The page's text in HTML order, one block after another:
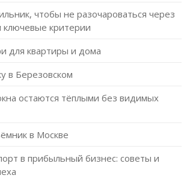
чтобы не разочароваться через
ключевые критерии
для квартиры и дома
в Березовском
остаются тёплыми без видимых
в Москве
в прибыльный бизнес: советы и